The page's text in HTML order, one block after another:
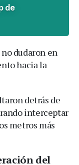
de
dudaron en
hacia la
detrás de
interceptar
metros más
del